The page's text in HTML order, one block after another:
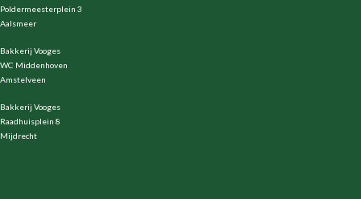
Poldermeesterplein 3
Aalsmeer
Bakkerij Vooges
WC Middenhoven
Amstelveen
Bakkerij Vooges
Raadhuisplein 8
Mijdrecht